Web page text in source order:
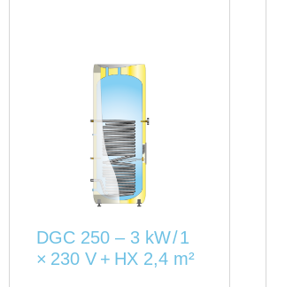
DGC 250 – 3 kW / 1
× 230 V + HX 2,4 m²